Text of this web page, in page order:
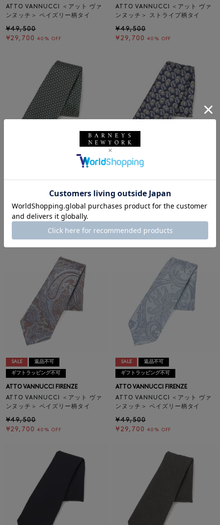
ATTO VANNUCCI ＜アット ヴァ
ンヌッチ＞ ペイズリー柄タイ
¥49,500
¥29,700 40% OFF
ATTO VANNUCCI ＜アット ヴァ
ンヌッチ＞ ストライプ柄タイ
¥49,500
¥29,700 40% OFF
ATTO VANNUCCI FIRENZE
ATTO VANNUCCI ＜アット ヴァ
ンヌッチ＞ 小紋柄タイ
40% OFF
SALE
ATTO VANNUCCI FIRENZE
ATTO VANNUCCI ＜アット ヴァ
ンヌッチ＞ ペイズリー柄タイ
¥29,700 40% OFF
SALE 返品不可
ギフトラッピング不可
ATTO VANNUCCI FIRENZE
ATTO VANNUCCI ＜アット ヴァ
ンヌッチ＞ ペイズリー柄タイ
¥49,500
¥29,700 40% OFF
SALE 返品不可
ギフトラッピング不可
ATTO VANNUCCI FIRENZE
ATTO VANNUCCI ＜アット ヴァ
ンヌッチ＞ ペイズリー柄タイ
¥49,500
¥29,700 40% OFF